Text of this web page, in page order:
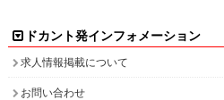
ドカント発インフォメーション
求人情報掲載について
お問い合わせ